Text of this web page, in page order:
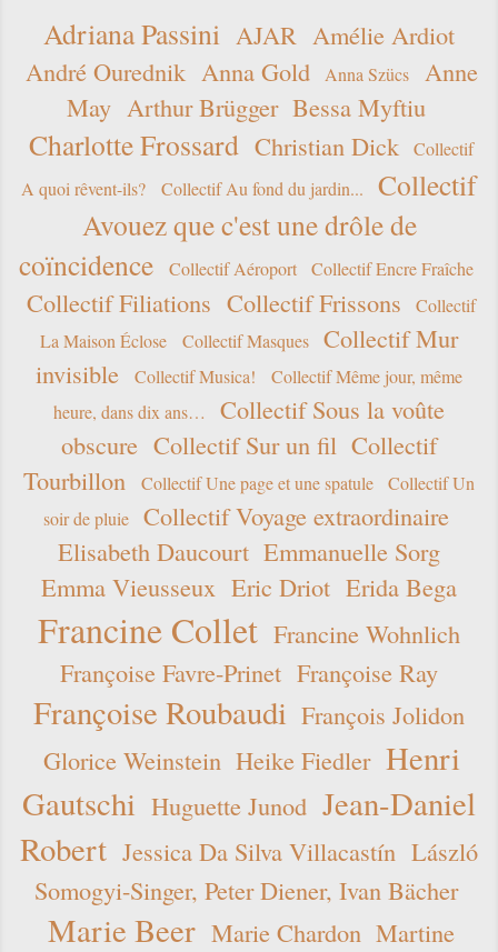
Adriana Passini AJAR Amélie Ardiot
André Ourednik Anna Gold Anna Szücs
Anne
May Arthur Brügger Bessa Myftiu
Charlotte Frossard Christian Dick
Collectif
A quoi rêvent-ils?
Collectif Au fond du jardin...
Collectif
Avouez que c'est une drôle de
coïncidence
Collectif Aéroport Collectif Encre Fraîche
Collectif Filiations Collectif Frissons
Collectif
La Maison Éclose
Collectif Masques
Collectif Mur
invisible
Collectif Musica!
Collectif Même jour, même
heure, dans dix ans…
Collectif Sous la voûte
obscure Collectif Sur un fil Collectif
Tourbillon
Collectif Une page et une spatule
Collectif Un
soir de pluie
Collectif Voyage extraordinaire
Elisabeth Daucourt Emmanuelle Sorg
Emma Vieusseux Eric Driot Erida Bega
Francine Collet Francine Wohnlich
Françoise Favre-Prinet Françoise Ray
Françoise Roubaudi François Jolidon
Glorice Weinstein Heike Fiedler Henri
Gautschi Huguette Junod Jean-Daniel
Robert Jessica Da Silva Villacastín László
Somogyi-Singer, Peter Diener, Ivan Bächer
Marie Beer Marie Chardon Martine